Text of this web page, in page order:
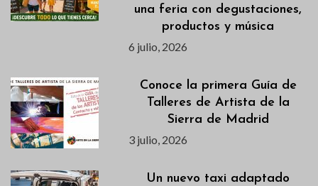
una feria con degustaciones,
productos y música
6 julio, 2026
Conoce la primera Guía de
Talleres de Artista de la
Sierra de Madrid
3 julio, 2026
Un nuevo taxi adaptado